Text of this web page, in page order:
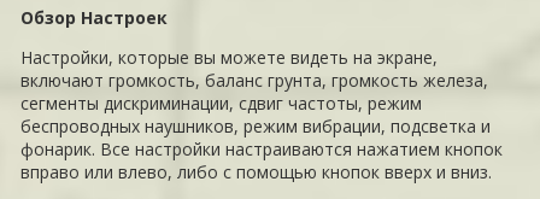
Обзор Настроек
Настройки, которые вы можете видеть на экране,
включают громкость, баланс грунта, громкость железа,
сегменты дискриминации, сдвиг частоты, режим
беспроводных наушников, режим вибрации, подсветка и
фонарик. Все настройки настраиваются нажатием кнопок
вправо или влево, либо с помощью кнопок вверх и вниз.